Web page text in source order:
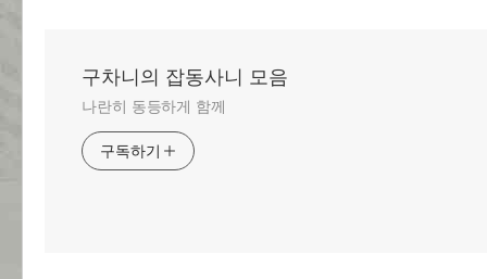
구차니의 잡동사니 모음
나란히 동등하게 함께
구독하기